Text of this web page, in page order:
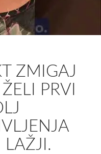
ZMIGAJ
PRVI
LAŽJI.